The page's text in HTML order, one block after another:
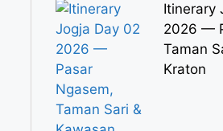
Itinerary
2026 —
Taman
Kraton